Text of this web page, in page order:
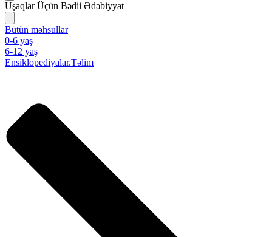
Uşaqlar Üçün Bədii Ədəbiyyat
Bütün məhsullar
0-6 yaş
6-12 yaş
Ensiklopediyalar.Təlim